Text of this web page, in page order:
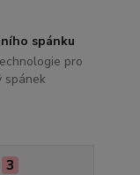
spánku
pro
spánek
3